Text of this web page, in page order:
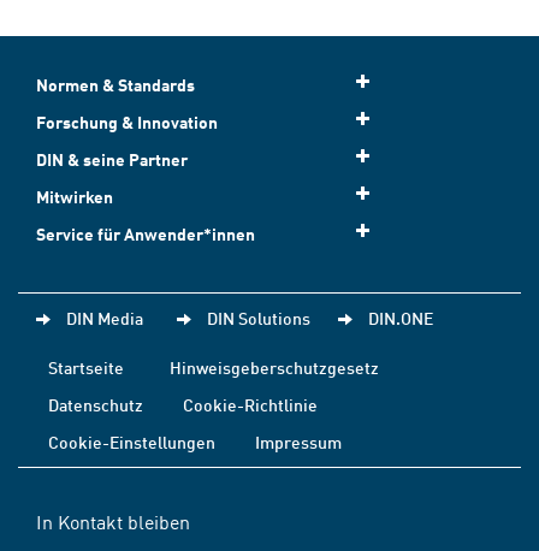
Normen & Standards
Forschung & Innovation
DIN & seine Partner
Mitwirken
Service für Anwender*innen
DIN Media DIN Solutions DIN.ONE
Startseite
Hinweisgeberschutzgesetz
Datenschutz
Cookie-Richtlinie
Cookie-Einstellungen
Impressum
In Kontakt bleiben